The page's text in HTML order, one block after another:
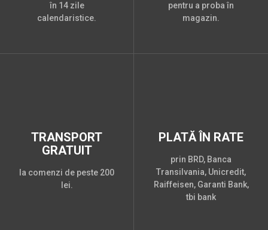
în 14 zile
calendaristice.
pentru a proba în
magazin.
TRANSPORT
GRATUIT
la comenzi de peste 200
lei.
PLATĂ ÎN RATE
prin BRD, Banca
Transilvania, Unicredit,
Raiffeisen, Garanti Bank,
tbi bank